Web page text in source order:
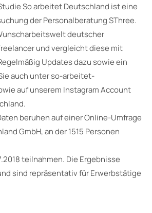
So arbeitet Deutschland ist eine
der Personalberatung SThree.
deutscher
und vergleicht diese mit
Updates dazu sowie ein
auch unter so-arbeitet-
auf unserem Instagram Account
beruhen auf einer Online-Umfrage
GmbH, an der 1515 Personen
teilnahmen. Die Ergebnisse
sind repräsentativ für Erwerbstätige